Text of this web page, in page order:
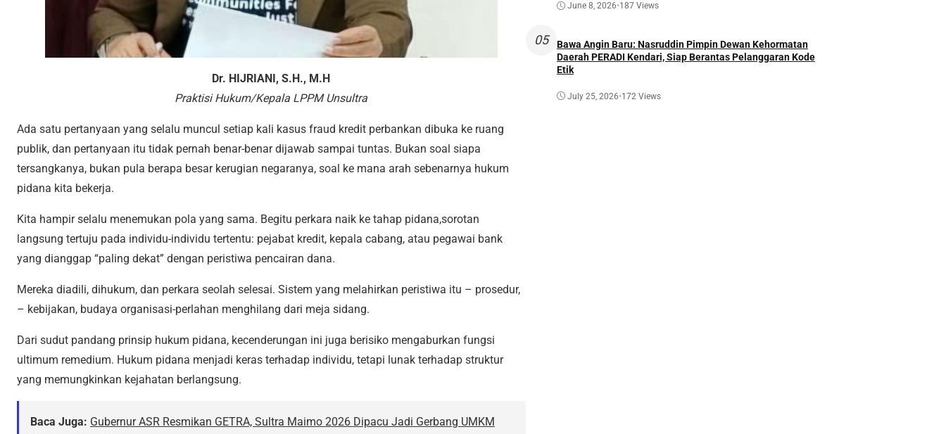
Dr. HIJRIANI, S.H., M.H
Praktisi Hukum/Kepala LPPM Unsultra
Ada satu pertanyaan yang selalu muncul setiap kali kasus fraud kredit perbankan dibuka ke ruang
publik, dan pertanyaan itu tidak pernah benar-benar dijawab sampai tuntas. Bukan soal siapa
tersangkanya, bukan pula berapa besar kerugian negaranya, soal ke mana arah sebenarnya hukum
pidana kita bekerja.
Kita hampir selalu menemukan pola yang sama. Begitu perkara naik ke tahap pidana,sorotan
langsung tertuju pada individu-individu tertentu: pejabat kredit, kepala cabang, atau pegawai bank
yang dianggap “paling dekat” dengan peristiwa pencairan dana.
Mereka diadili, dihukum, dan perkara seolah selesai. Sistem yang melahirkan peristiwa itu – prosedur,
– kebijakan, budaya organisasi-perlahan menghilang dari meja sidang.
Dari sudut pandang prinsip hukum pidana, kecenderungan ini juga berisiko mengaburkan fungsi
ultimum remedium. Hukum pidana menjadi keras terhadap individu, tetapi lunak terhadap struktur
yang memungkinkan kejahatan berlangsung.
Baca Juga: Gubernur ASR Resmikan GETRA, Sultra Maimo 2026 Dipacu Jadi Gerbang UMKM
June 8, 2026•187 Views
05
Bawa Angin Baru: Nasruddin Pimpin Dewan Kehormatan
Daerah PERADI Kendari, Siap Berantas Pelanggaran Kode
Etik
July 25, 2026•172 Views